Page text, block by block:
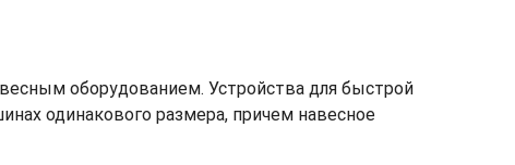
оборудованием. Устройства для быстрой
одинакового размера, причем навесное